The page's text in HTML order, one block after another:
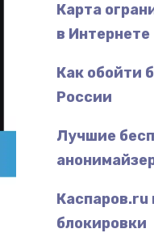
Карта
в Интернете
Как обойти
России
Лучшие
Каспаров.ru
блокировки